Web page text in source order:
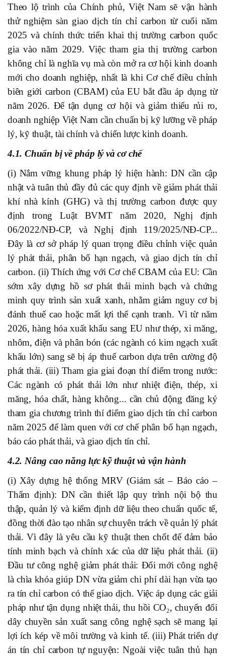
Theo lộ trình của Chính phủ, Việt Nam sẽ vận hành
thử nghiệm sàn giao dịch tín chỉ carbon từ cuối năm
2025 và chính thức triển khai thị trường carbon quốc
gia vào năm 2029. Việc tham gia thị trường carbon
không chỉ là nghĩa vụ mà còn mở ra cơ hội kinh doanh
mới cho doanh nghiệp, nhất là khi Cơ chế điều chỉnh
biên giới carbon (CBAM) của EU bắt đầu áp dụng từ
năm 2026. Để tận dụng cơ hội và giảm thiểu rủi ro,
doanh nghiệp Việt Nam cần chuẩn bị kỹ lưỡng về pháp
lý, kỹ thuật, tài chính và chiến lược kinh doanh.
4.1. Chuẩn bị về pháp lý và cơ chế
(i) Nắm vững khung pháp lý hiện hành: DN cần cập
nhật và tuân thủ đầy đủ các quy định về giảm phát thải
khí nhà kính (GHG) và thị trường carbon được quy
định trong Luật BVMT năm 2020, Nghị định
06/2022/NĐ-CP, và Nghị định 119/2025/NĐ-CP...
Đây là cơ sở pháp lý quan trọng điều chỉnh việc quản
lý phát thải, phân bổ hạn ngạch, và giao dịch tín chỉ
carbon. (ii) Thích ứng với Cơ chế CBAM của EU: Cần
sớm xây dựng hồ sơ phát thải minh bạch và chứng
minh quy trình sản xuất xanh, nhằm giảm nguy cơ bị
đánh thuế cao hoặc mất lợi thế cạnh tranh. Vì từ năm
2026, hàng hóa xuất khẩu sang EU như thép, xi măng,
nhôm, điện và phân bón (các ngành có kim ngạch xuất
khẩu lớn) sang sẽ bị áp thuế carbon dựa trên cường độ
phát thải. (iii) Tham gia giai đoạn thí điểm trong nước:
Các ngành có phát thải lớn như nhiệt điện, thép, xi
măng, hóa chất, hàng không... cần chủ động đăng ký
tham gia chương trình thí điểm giao dịch tín chỉ carbon
năm 2025 để làm quen với cơ chế phân bổ hạn ngạch,
báo cáo phát thải, và giao dịch tín chỉ.
4.2. Nâng cao năng lực kỹ thuật và vận hành
(i) Xây dựng hệ thống MRV (Giám sát – Báo cáo –
Thẩm định): DN cần thiết lập quy trình nội bộ thu
thập, quản lý và kiểm định dữ liệu theo chuẩn quốc tế,
đồng thời đào tạo nhân sự chuyên trách về quản lý phát
thải. Vì đây là yêu cầu kỹ thuật then chốt để đảm bảo
tính minh bạch và chính xác của dữ liệu phát thải. (ii)
Đầu tư công nghệ giảm phát thải: Đổi mới công nghệ
là chìa khóa giúp DN vừa giảm chi phí dài hạn vừa tạo
ra tín chỉ carbon có thể giao dịch. Việc áp dụng các giải
pháp như tận dụng nhiệt thải, thu hồi CO₂, chuyển đổi
dây chuyền sản xuất sang công nghệ sạch sẽ mang lại
lợi ích kép về môi trường và kinh tế. (iii) Phát triển dự
án tín chỉ carbon tự nguyện: Ngoài việc tuân thủ hạn